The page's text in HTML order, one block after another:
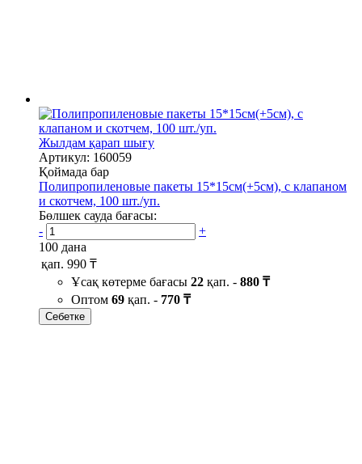
Жылдам қарап шығу
Артикул: 160059
Қоймада бар
Полипропиленовые пакеты 15*15см(+5см), с клапаном
и скотчем, 100 шт./уп.
Бөлшек сауда бағасы:
-
+
100 дана
қап. 990 ₸
Ұсақ көтерме бағасы 22 қап. - 880 ₸
Оптом 69 қап. - 770 ₸
Себетке